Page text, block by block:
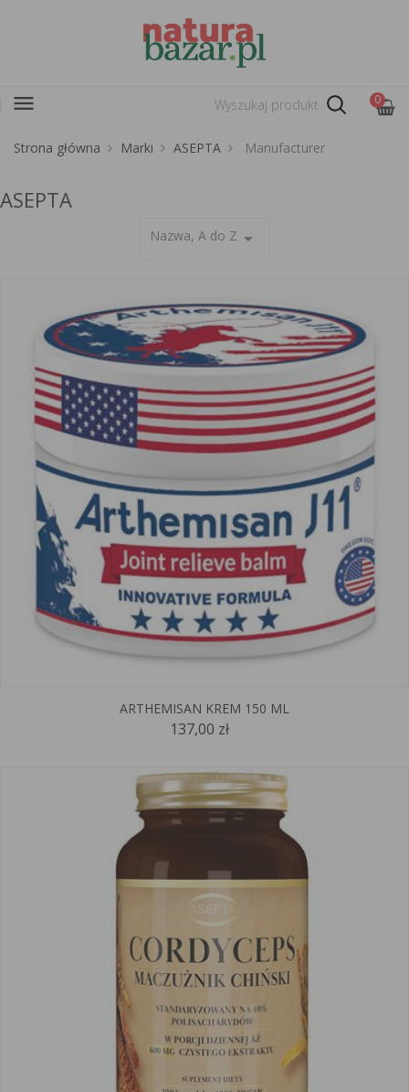
menu 0
Strona główna Marki ASEPTA Manufacturer
ASEPTA
Nazwa, A do Z arrow_drop_down
ARTHEMISAN KREM 150 ML
137,00 zł